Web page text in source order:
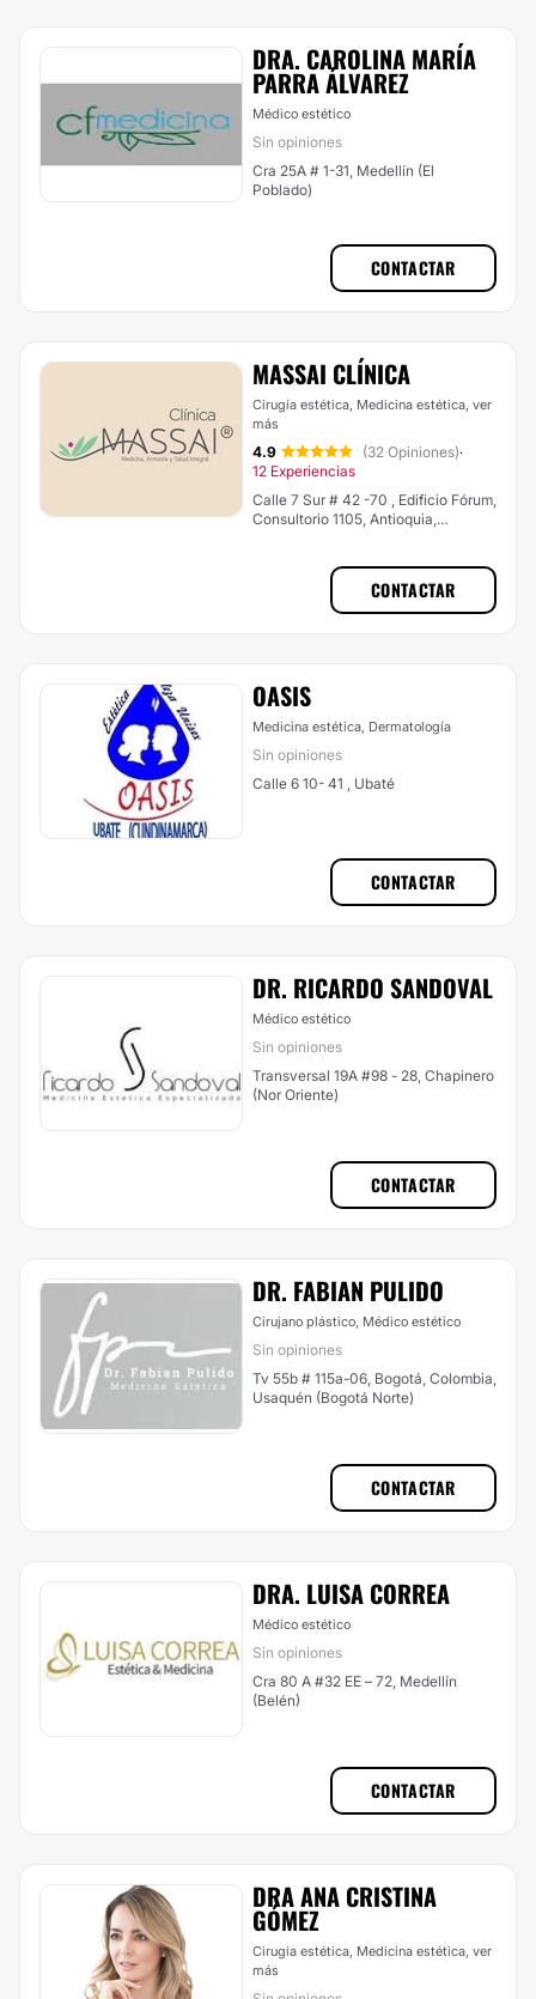
DRA. CAROLINA MARÍA
PARRA ÁLVAREZ
Médico estético
Sin opiniones
Cra 25A # 1-31, Medellín (El
Poblado)
CONTACTAR
MASSAI CLÍNICA
Cirugía estética, Medicina estética, ver
más
4.9 (32 Opiniones)·
12 Experiencias
Calle 7 Sur # 42 -70 , Edificio Fórum,
Consultorio 1105, Antioquia,
CONTACTAR
OASIS
Medicina estética, Dermatología
Sin opiniones
Calle 6 10- 41 , Ubaté
CONTACTAR
DR. RICARDO SANDOVAL
Médico estético
Sin opiniones
Transversal 19A #98 - 28, Chapinero
(Nor Oriente)
CONTACTAR
DR. FABIAN PULIDO
Cirujano plástico, Médico estético
Sin opiniones
Tv 55b # 115a-06, Bogotá, Colombia,
Usaquén (Bogotá Norte)
CONTACTAR
DRA. LUISA CORREA
Médico estético
Sin opiniones
Cra 80 A #32 EE – 72, Medellín
(Belén)
CONTACTAR
DRA ANA CRISTINA
GÓMEZ
Cirugía estética, Medicina estética, ver
más